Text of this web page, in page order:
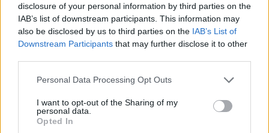
disclosure of your personal information by third parties on the
IAB’s list of downstream participants. This information may
also be disclosed by us to third parties on the IAB’s List of
Downstream Participants that may further disclose it to other
Please note that this website/app uses one or more Google
not limited to your visit or usage behaviour. You may click to
grant or deny consent to Google and its third-party tags to
use your data for below specified purposes in below Google
Personal Data Processing Opt Outs
I want to opt-out of the Sharing of my
personal data.
Opted In
Új gyalogosátkelők és jelzőlámpás
csomópont épül Angyalföldön
Másfélszeresére bővítik
iskoláját